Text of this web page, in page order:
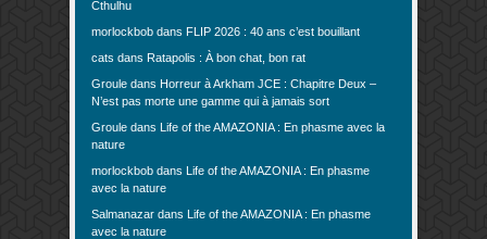
Cthulhu
morlockbob dans FLIP 2026 : 40 ans c’est bouillant
cats dans Ratapolis : À bon chat, bon rat
Groule dans Horreur à Arkham JCE : Chapitre Deux –
N’est pas morte une gamme qui à jamais sort
Groule dans Life of the AMAZONIA : En phasme avec la
nature
morlockbob dans Life of the AMAZONIA : En phasme
avec la nature
Salmanazar dans Life of the AMAZONIA : En phasme
avec la nature